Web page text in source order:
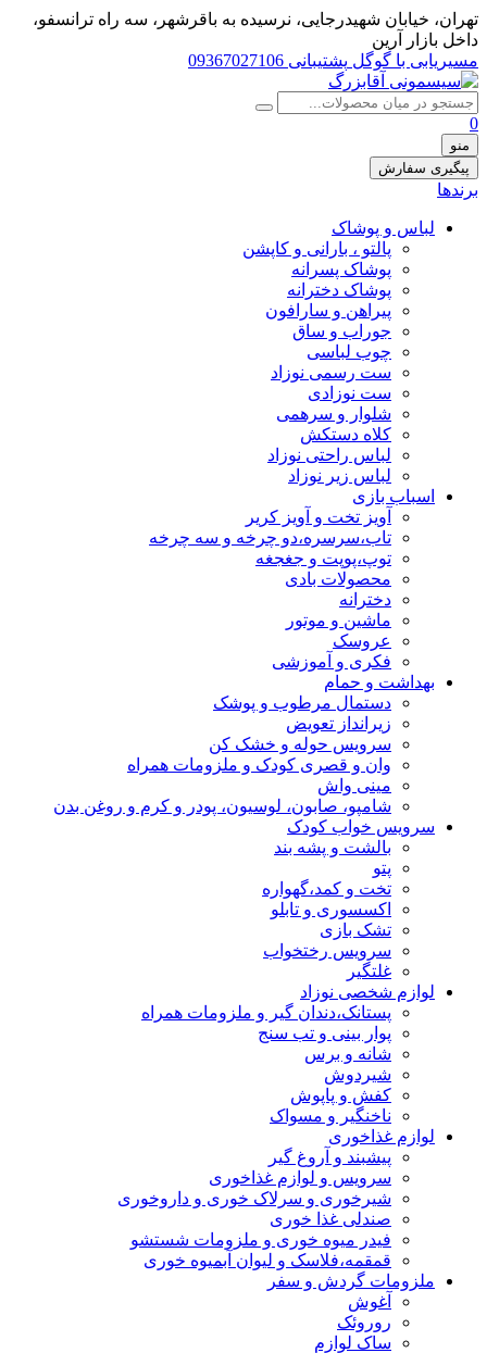
تهران، خيابان شهيدرجايى، نرسیده به باقرشهر، سه راه ترانسفو،
داخل بازار آرین
مسیریابی با گوگل پشتیبانی 09367027106
0
منو
پیگیری سفارش
برندها
لباس و پوشاک
پالتو ، بارانی و کاپشن
پوشاک پسرانه
پوشاک دخترانه
پیراهن و سارافون
جوراب و ساق
چوب لباسی
ست رسمی نوزاد
ست نوزادی
شلوار و سرهمی
کلاه دستکش
لباس راحتی نوزاد
لباس زیر نوزاد
اسباب بازی
آویز تخت و آویز کریر
تاب،سرسره،دو چرخه و سه چرخه
توپ،پوپت و جغجغه
محصولات بادی
دخترانه
ماشین و موتور
عروسک
فکری و آموزشی
بهداشت و حمام
دستمال مرطوب و پوشک
زیرانداز تعویض
سرویس حوله و خشک کن
وان و قصری کودک و ملزومات همراه
مینی واش
شامپو، صابون، لوسیون، پودر و کرم و روغن بدن
سرویس خواب کودک
بالشت و پشه بند
پتو
تخت و کمد،گهواره
اکسسوری و تابلو
تشک بازی
سرویس رختخواب
غلتگیر
لوازم شخصی نوزاد
پستانک،دندان گیر و ملزومات همراه
پوار بینی و تب سنج
شانه و برس
شیردوش
کفش و پاپوش
ناخنگیر و مسواک
لوازم غذاخوری
پیشبند و آروغ گیر
سرویس و لوازم غذاخوری
شیرخوری و سرلاک خوری و داروخوری
صندلی غذا خوری
فیدر میوه خوری و ملزومات شستشو
قمقمه،فلاسک و لیوان آبمیوه خوری
ملزومات گردش و سفر
آغوش
روروئک
ساک لوازم